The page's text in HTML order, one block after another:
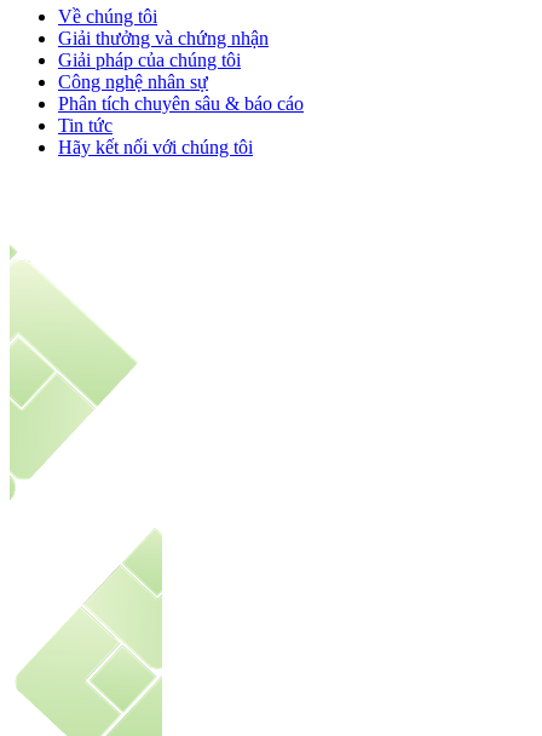
Về chúng tôi
Giải thưởng và chứng nhận
Giải pháp của chúng tôi
Công nghệ nhân sự
Phân tích chuyên sâu & báo cáo
Tin tức
Hãy kết nối với chúng tôi